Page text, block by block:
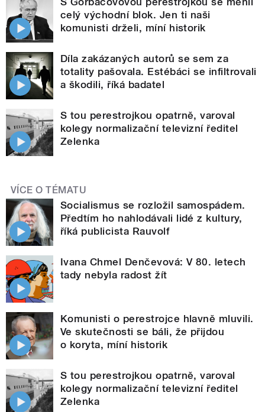
celý východní blok. Jen ti naši
komunisti drželi, míní historik
Díla zakázaných autorů se sem za
totality pašovala. Estébáci se infiltrovali
a škodili, říká badatel
S tou perestrojkou opatrně, varoval
kolegy normalizační televizní ředitel
Zelenka
VÍCE O TÉMATU
Socialismus se rozložil samospádem.
Předtím ho nahlodávali lidé z kultury,
říká publicista Rauvolf
Ivana Chmel Denčevová: V 80. letech
tady nebyla radost žít
Komunisti o perestrojce hlavně mluvili.
Ve skutečnosti se báli, že přijdou
o koryta, míní historik
S tou perestrojkou opatrně, varoval
kolegy normalizační televizní ředitel
Zelenka